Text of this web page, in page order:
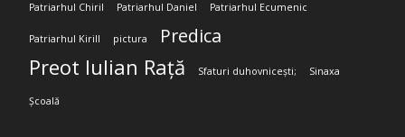
Patriarhul Chiril Patriarhul Daniel Patriarhul Ecumenic
Patriarhul Kirill pictura Predica
Preot Iulian Rață Sfaturi duhovnicești; Sinaxa
Școală